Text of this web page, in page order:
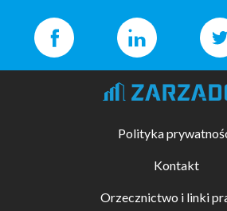
Polityka
Kontakt
Orzecznictwo i linki